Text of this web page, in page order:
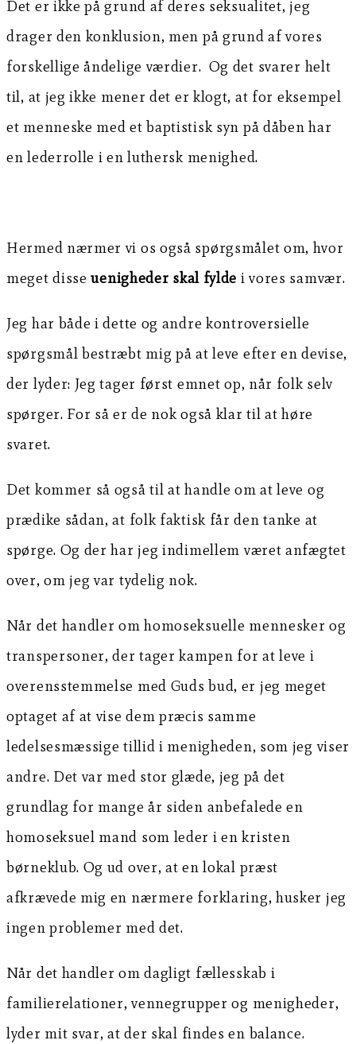
Det er ikke på grund af deres seksualitet, jeg
drager den konklusion, men på grund af vores
forskellige åndelige værdier. Og det svarer helt
til, at jeg ikke mener det er klogt, at for eksempel
et menneske med et baptistisk syn på dåben har
en lederrolle i en luthersk menighed.
Hermed nærmer vi os også spørgsmålet om, hvor
meget disseuenigheder skal fylde i vores samvær.
Jeg har både i dette og andre kontroversielle
spørgsmål bestræbt mig på at leve efter en devise,
der lyder: Jeg tager først emnet op, når folk selv
spørger. For så er de nok også klar til at høre
svaret.
Det kommer så også til at handle om at leve og
prædike sådan, at folk faktisk får den tanke at
spørge. Og der har jeg indimellem været anfægtet
over, om jeg var tydelig nok.
Når det handler om homoseksuelle mennesker og
transpersoner, der tager kampen for at leve i
overensstemmelse med Guds bud, er jeg meget
optaget af at vise dem præcis samme
ledelsesmæssige tillid i menigheden, som jeg viser
andre. Det var med stor glæde, jeg på det
grundlag for mange år siden anbefalede en
homoseksuel mand som leder i en kristen
børneklub. Og ud over, at en lokal præst
afkrævede mig en nærmere forklaring, husker jeg
ingen problemer med det.
Når det handler om dagligt fællesskab i
familierelationer, vennegrupper og menigheder,
lyder mit svar, at der skal findes en balance.